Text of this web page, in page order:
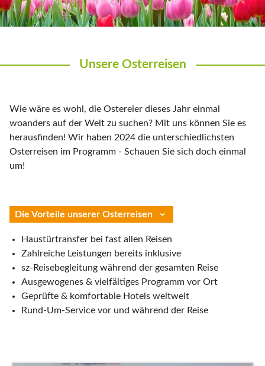
Unsere Osterreisen
Wie wäre es wohl, die Ostereier dieses Jahr einmal
woanders auf der Welt zu suchen? Mit uns können Sie es
herausfinden! Wir haben 2024 die unterschiedlichsten
Osterreisen im Programm - Schauen Sie sich doch einmal
um!
Die Vorteile unserer Osterreisen
Haustürtransfer bei fast allen Reisen
Zahlreiche Leistungen bereits inklusive
sz-Reisebegleitung während der gesamten Reise
Ausgewogenes & vielfältiges Programm vor Ort
Geprüfte & komfortable Hotels weltweit
Rund-Um-Service vor und während der Reise